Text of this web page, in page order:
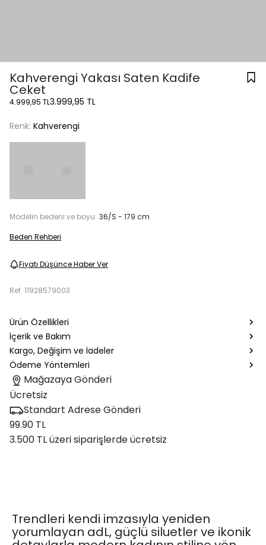
Kahverengi Yakası Saten Kadife
Ceket
4.999,95 TL3.999,95 TL
Renk: Kahverengi
Modelin bedeni ve boyu: 36/S - 179 cm
Beden Rehberi
Fiyatı Düşünce Haber Ver
Ref. 11928579003
Ürün Özellikleri
İçerik ve Bakım
Kargo, Değişim ve İadeler
Ödeme Yöntemleri
Mağazaya Gönderi
Ücretsiz
Standart Adrese Gönderi
99.90 TL
3.500 TL üzeri siparişlerde ücretsiz
Trendleri kendi imzasıyla yeniden
yorumlayan adL, güçlü siluetler ve ikonik